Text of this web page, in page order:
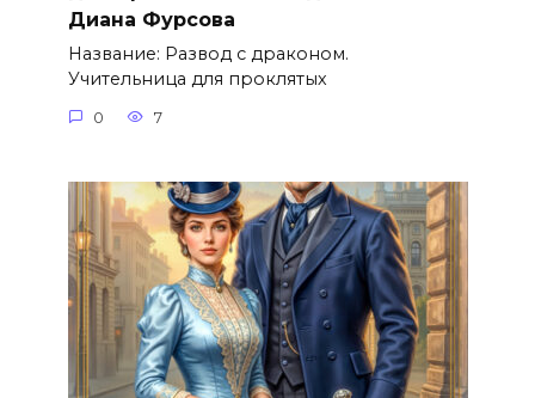
Диана Фурсова
Название: Развод с драконом.
Учительница для проклятых
0 7